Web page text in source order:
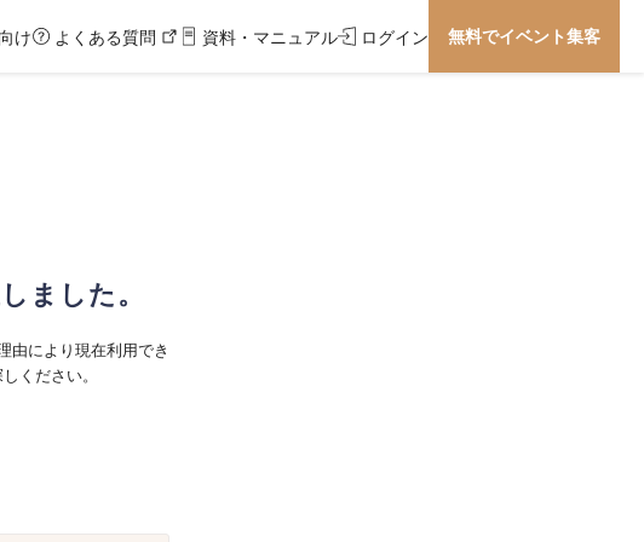
け よくある質問 資料・マニュアル ログイン 無料でイベント集客
ました。
由により現在利用でき
ください。